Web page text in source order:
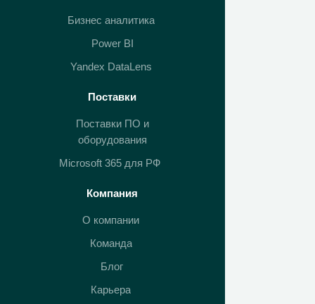
Карьера
Блог
Команда
О компании
Компания
Microsoft 365 для РФ
Поставки ПО и
оборудования
Поставки
Yandex DataLens
Power BI
Бизнес аналитика